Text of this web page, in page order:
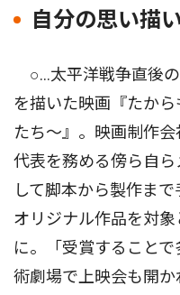
自分の思い描
○…太平洋戦争直後
を描いた映画『たか
たち〜』。映画制作
代表を務める傍ら自
して脚本から製作ま
オリジナル作品を対
に。「受賞すること
術劇場で上映会も開